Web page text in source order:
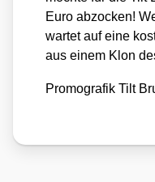
Euro abzo­cken!
war­tet auf eine
aus einem Klon
Pro­mo­gra­fik Tilt